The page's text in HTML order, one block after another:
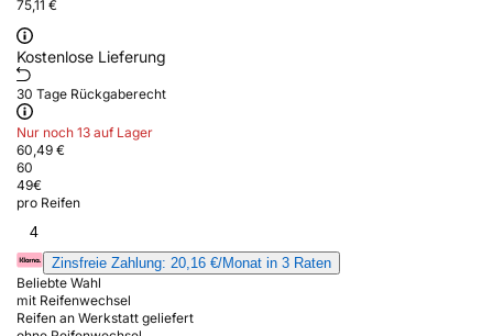
75,11 €
Kostenlose Lieferung
30 Tage Rückgaberecht
Nur noch 13 auf Lager
60,49 €
60
49€
pro Reifen
4
Zinsfreie Zahlung: 20,16 €/Monat in 3 Raten
Beliebte Wahl
mit Reifenwechsel
Reifen an Werkstatt geliefert